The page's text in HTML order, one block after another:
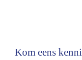
Kom eens